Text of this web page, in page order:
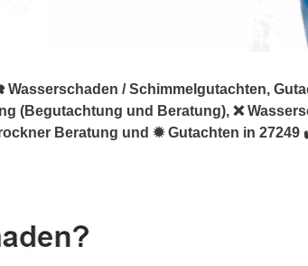
/ Schimmelgutachten,
(Begutachtung und Beratung), ❌
Beratung und ✹ Gutachten in